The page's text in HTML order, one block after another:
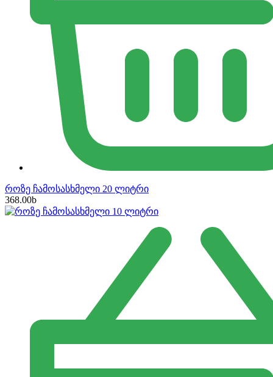
როზე ჩამოსასხმელი 20 ლიტრი
368.00b